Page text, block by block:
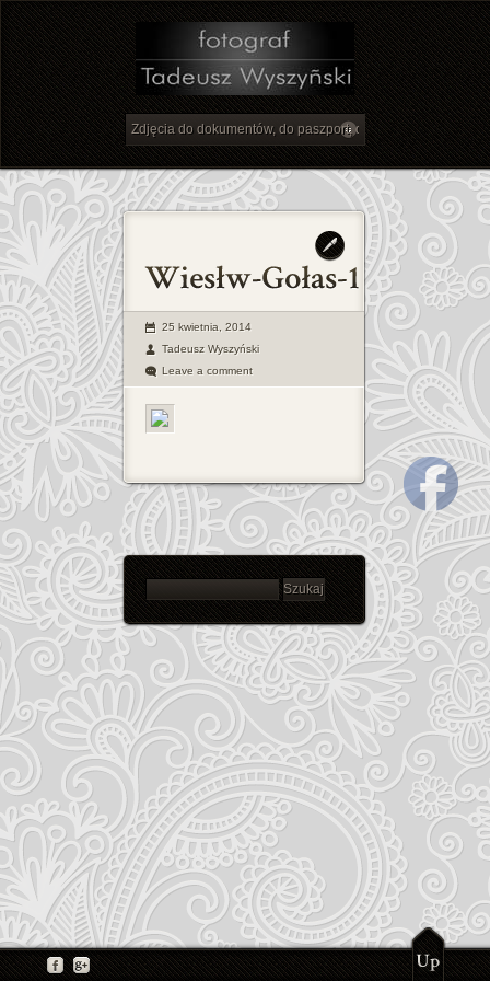
25 kwietnia, 2014
Tadeusz Wyszyński
Leave a comment